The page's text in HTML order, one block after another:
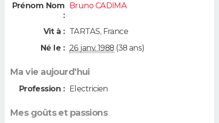
Prénom Nom
:
Bruno CADIMA
Vit à : TARTAS, France
Né le : 26 janv. 1988 (38 ans)
Ma vie aujourd'hui
Profession : Electricien
Mes goûts et passions